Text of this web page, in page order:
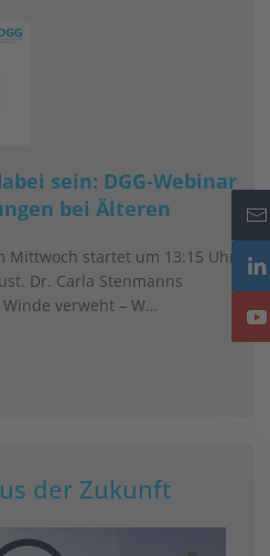
sein: DGG-Webinar
bei Älteren
Mittwoch startet um 13:15 Uhr
Dr. Carla Stenmanns
verweht – W…
der Zukunft